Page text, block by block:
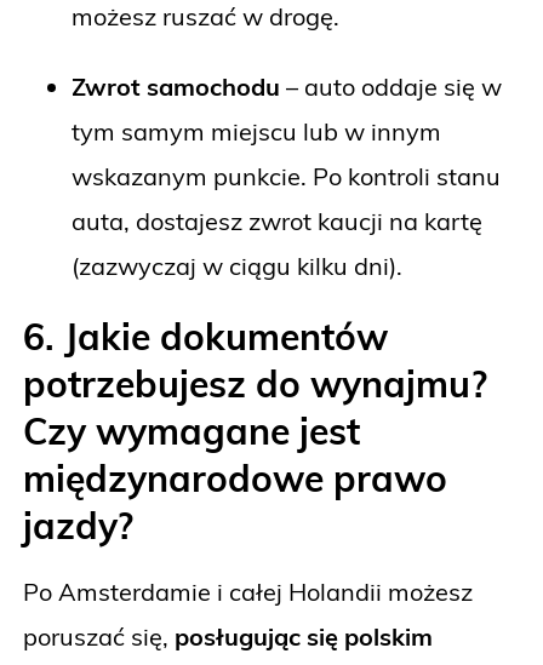
możesz ruszać w drogę.
Zwrot samochodu – auto oddaje się w
tym samym miejscu lub w innym
wskazanym punkcie. Po kontroli stanu
auta, dostajesz zwrot kaucji na kartę
(zazwyczaj w ciągu kilku dni).
6. Jakie dokumentów
potrzebujesz do wynajmu?
Czy wymagane jest
międzynarodowe prawo
jazdy?
Po Amsterdamie i całej Holandii możesz
poruszać się, posługując się polskim